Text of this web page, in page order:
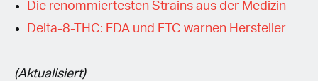
Die renommiertesten Strains aus der Medizin
Delta-8-THC: FDA und FTC warnen Hersteller
(Aktualisiert)